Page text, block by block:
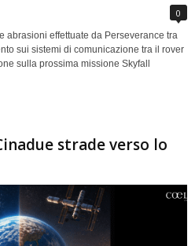
0
abrasioni effettuate da Perseverance tra
sui sistemi di comunicazione tra il rover
sulla prossima missione Skyfall
strade verso lo